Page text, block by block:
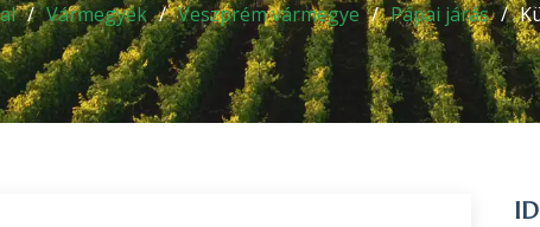
Vármegyék Veszprém vármegye Pápai járás